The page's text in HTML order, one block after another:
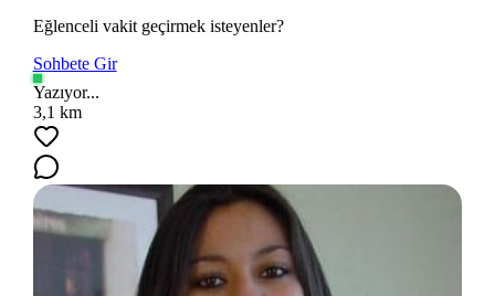
Eğlenceli vakit geçirmek isteyenler?
Sohbete Gir
Yazıyor...
3,1 km